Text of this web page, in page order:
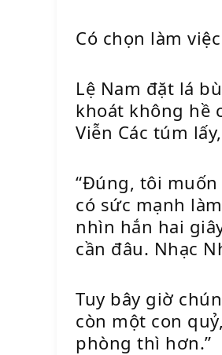
Có chọn làm
Lệ Nam đặt lá
khoát không hề
Viễn Các túm
“Đúng, tôi
có sức mạnh
nhìn hắn hai
cần đâu. Nhạc
Tuy bây giờ
còn một con
phòng thì hơn.”